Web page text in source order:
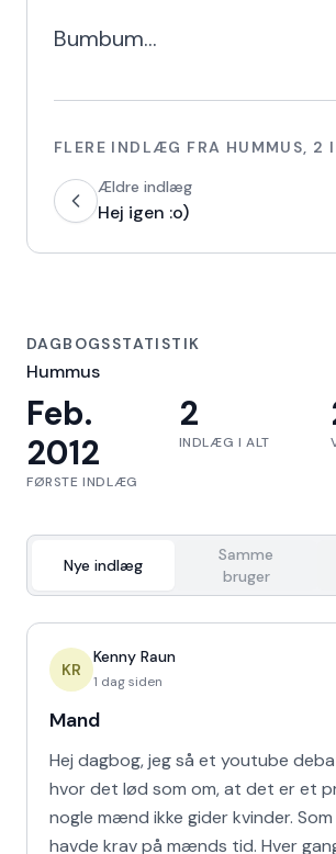
Bumbum...
FLERE INDLÆG FRA HUMMUS, 2
Ældre indlæg
Hej igen :o)
DAGBOGSSTATISTIK
Hummus
Feb.
2012
FØRSTE INDLÆG
2
INDLÆG I ALT
Nye indlæg
Samme
bruger
KR
Kenny Raun
1 dag siden
Mand
Hej dagbog, jeg så et youtube
hvor det lød som om, at det er et
nogle mænd ikke gider kvinder.
havde krav på mænds tid. Hver gang synes jeg,